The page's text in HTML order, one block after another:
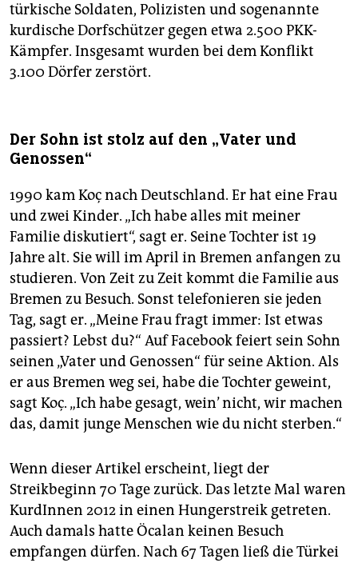
türkische Soldaten, Polizisten und sogenannte
kurdische Dorfschützer gegen etwa 2.500 PKK-
Kämpfer. Insgesamt wurden bei dem Konflikt
3.100 Dörfer zerstört.
Der Sohn ist stolz auf den „Vater und
Genossen“
1990 kam Koç nach Deutschland. Er hat eine Frau
und zwei Kinder. „Ich habe alles mit meiner
Familie diskutiert“, sagt er. Seine Tochter ist 19
Jahre alt. Sie will im April in Bremen anfangen zu
studieren. Von Zeit zu Zeit kommt die Familie aus
Bremen zu Besuch. Sonst telefonieren sie jeden
Tag, sagt er. „Meine Frau fragt immer: Ist etwas
passiert? Lebst du?“ Auf Facebook feiert sein Sohn
seinen „Vater und Genossen“ für seine Aktion. Als
er aus Bremen weg sei, habe die Tochter geweint,
sagt Koç. „Ich habe gesagt, wein’ nicht, wir machen
das, damit junge Menschen wie du nicht sterben.“
Wenn dieser Artikel erscheint, liegt der
Streikbeginn 70 Tage zurück. Das letzte Mal waren
KurdInnen 2012 in einen Hungerstreik getreten.
Auch damals hatte Öcalan keinen Besuch
empfangen dürfen. Nach 67 Tagen ließ die Türkei